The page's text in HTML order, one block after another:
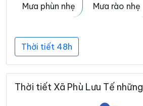
Mưa phùn nhẹ
Mưa rào nhẹ
Thời tiết 48h
Thời tiết Xã Phù Lưu Tế